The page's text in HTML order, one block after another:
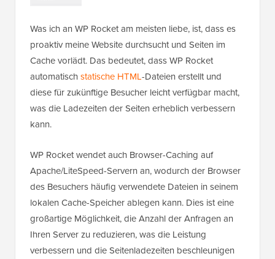
Was ich an WP Rocket am meisten liebe, ist, dass es
proaktiv meine Website durchsucht und Seiten im
Cache vorlädt. Das bedeutet, dass WP Rocket
automatischstatische HTML-Dateien erstellt und
diese für zukünftige Besucher leicht verfügbar macht,
was die Ladezeiten der Seiten erheblich verbessern
kann.
WP Rocket wendet auch Browser-Caching auf
Apache/LiteSpeed-Servern an, wodurch der Browser
des Besuchers häufig verwendete Dateien in seinem
lokalen Cache-Speicher ablegen kann. Dies ist eine
großartige Möglichkeit, die Anzahl der Anfragen an
Ihren Server zu reduzieren, was die Leistung
verbessern und die Seitenladezeiten beschleunigen